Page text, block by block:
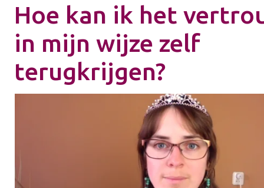
Hoe kan ik het
in mijn wijze zelf
terugkrijgen?